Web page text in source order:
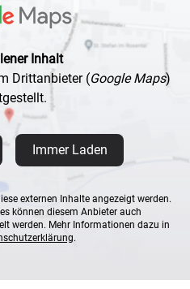
Inhalt
Drittanbieter (Google Maps)
Immer Laden
externen Inhalte angezeigt werden.
können diesem Anbieter auch
werden. Mehr Informationen dazu in
.